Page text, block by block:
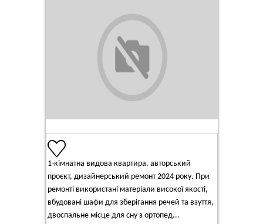
1-кімнатна видова квартира, авторський
проєкт, дизайнерський ремонт 2024 року. При
ремонті використані матеріали високої якості,
вбудовані шафи для зберігання речей та взуття,
двоспальне місце для сну з ортопед...